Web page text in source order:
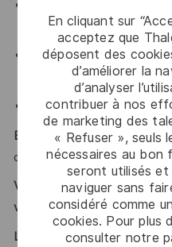
En cliquant sur
acceptez que
déposent des
d’améliorer la
d’analyser
contribuer à nos
de marketing des
« Refuser », seuls
nécessaires au bon
seront utilisés et
naviguer sans
considéré comme
cookies. Pour plus
consulter notre
communication
Idéalement, une
vérification UMV
Un bon niveau d’ Anglais
Excellent relationnel,
que l’on vous reconnait ?
Vous vous reconnaissez ?
vous !
LE MOT DE L'EQUIPE